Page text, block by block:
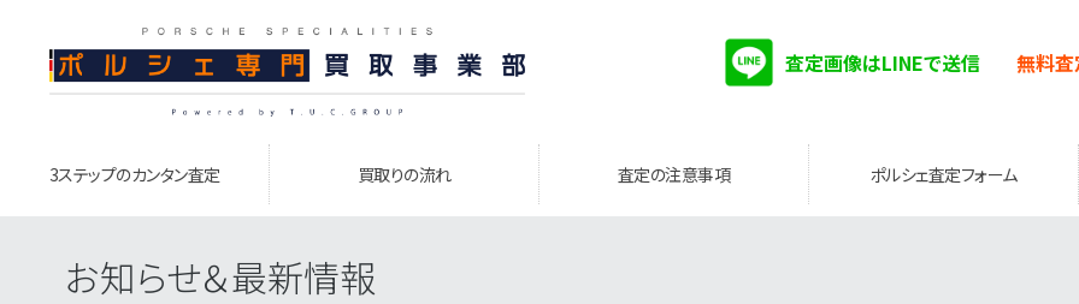
査定画像はLINEで送信 無料査
3ステップのカンタン査定 買取りの流れ 査定の注意事項 ポルシェ査定フォーム
お知らせ＆最新情報